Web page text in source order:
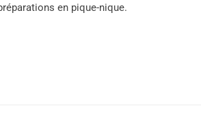
en pique-nique.